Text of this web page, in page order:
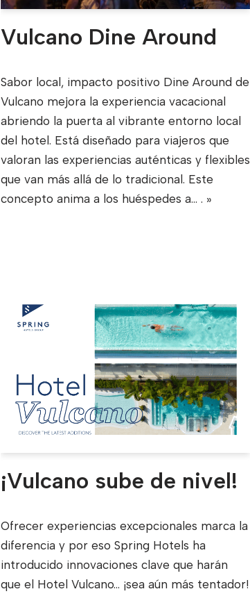
Vulcano Dine Around
Sabor local, impacto positivo Dine Around de
Vulcano mejora la experiencia vacacional
abriendo la puerta al vibrante entorno local
del hotel. Está diseñado para viajeros que
valoran las experiencias auténticas y flexibles
que van más allá de lo tradicional. Este
concepto anima a los huéspedes a... . »
¡Vulcano sube de nivel!
Ofrecer experiencias excepcionales marca la
diferencia y por eso Spring Hotels ha
introducido innovaciones clave que harán
que el Hotel Vulcano... ¡sea aún más tentador!